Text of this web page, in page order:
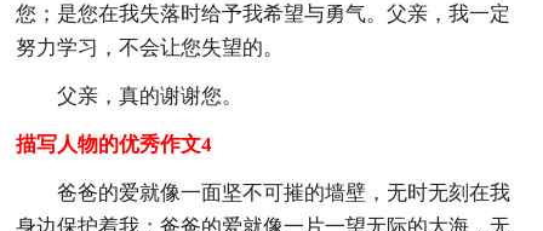
您；是您在我失落时给予我希望与勇气。父亲，我一定
努力学习，不会让您失望的。
父亲，真的谢谢您。
描写人物的优秀作文4
爸爸的爱就像一面坚不可摧的墙壁，无时无刻在我